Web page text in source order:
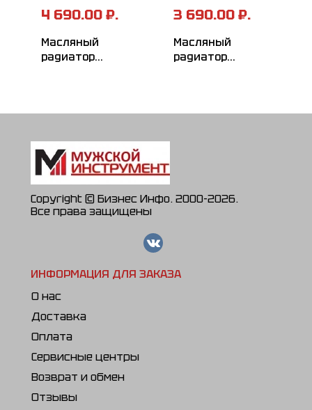
4 690.00 ₽.
Масляный
радиатор
3 690.00 ₽.
Масляный
радиатор
Copyright © Бизнес Инфо. 2000-2026.
Все права защищены
ИНФОРМАЦИЯ ДЛЯ ЗАКАЗА
О нас
Доставка
Оплата
Сервисные центры
Возврат и обмен
Отзывы